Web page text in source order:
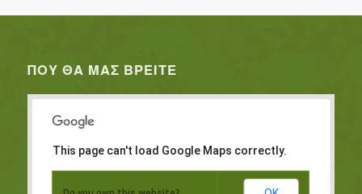
ΠΟΥ ΘΑ ΜΑΣ ΒΡΕΊΤΕ
This page can't load Google Maps correctly.